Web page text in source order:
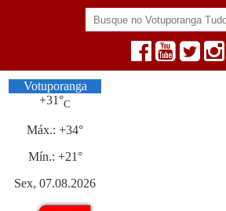
Votuporanga
+31°C
Máx.:+34°
Mín.: +21°
Sex, 07.08.2026